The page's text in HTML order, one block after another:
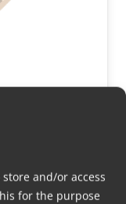
and/or access
for the purpose